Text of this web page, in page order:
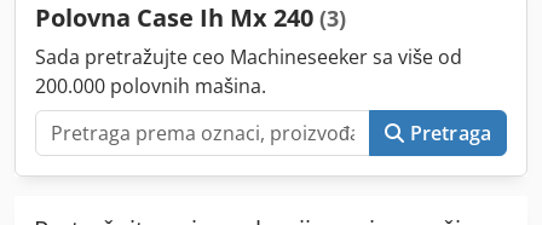
Polovna Case Ih Mx 240 (3)
Sada pretražujte ceo Machineseeker sa više od
200.000 polovnih mašina.
Pretraga